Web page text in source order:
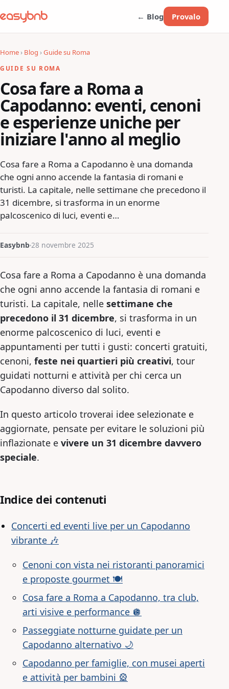
← Blog Provalo
Home› Blog ›Guide su Roma
GUIDE SU ROMA
Cosa fare a Roma a
Capodanno: eventi, cenoni
e esperienze uniche per
iniziare l'anno al meglio
Cosa fare a Roma a Capodanno è una domanda
che ogni anno accende la fantasia di romani e
turisti. La capitale, nelle settimane che precedono il
31 dicembre, si trasforma in un enorme
palcoscenico di luci, eventi e…
Easybnb 28 novembre 2025
Cosa fare a Roma a Capodanno è una domanda
che ogni anno accende la fantasia di romani e
turisti. La capitale, nelle settimane che
precedono il 31 dicembre, si trasforma in un
enorme palcoscenico di luci, eventi e
appuntamenti per tutti i gusti: concerti gratuiti,
cenoni, feste nei quartieri più creativi, tour
guidati notturni e attività per chi cerca un
Capodanno diverso dal solito.
In questo articolo troverai idee selezionate e
aggiornate, pensate per evitare le soluzioni più
inflazionate e vivere un 31 dicembre davvero
speciale.
Indice dei contenuti
Concerti ed eventi live per un Capodanno
vibrante 🎶
Cenoni con vista nei ristoranti panoramici
e proposte gourmet 🍽️
Cosa fare a Roma a Capodanno, tra club,
arti visive e performance 🪩
Passeggiate notturne guidate per un
Capodanno alternativo 🌙
Capodanno per famiglie, con musei aperti
e attività per bambini 🎡